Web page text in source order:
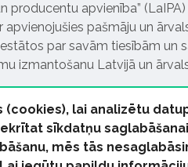
producentu apvienība”
apvienojušies pašmāju un
par savām tiesībām un
izmantošanu Latvijā un
lai analizētu
sīkdatņu
mēs tās